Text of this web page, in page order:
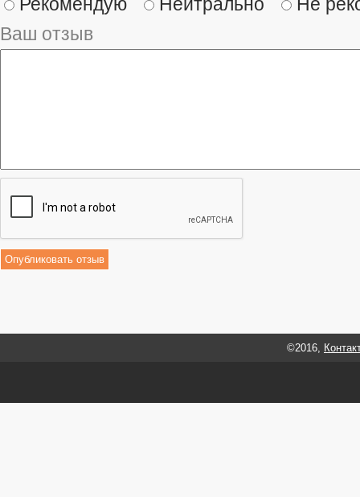
Ваш отзыв
©2016,